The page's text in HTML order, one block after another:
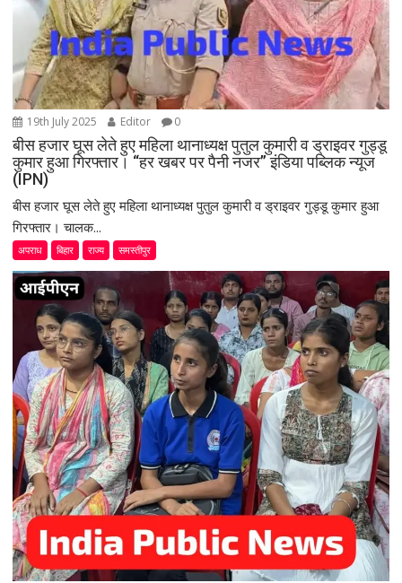
19th July 2025 Editor 0
बीस हजार घूस लेते हुए महिला थानाध्यक्ष पुतुल कुमारी व ड्राइवर गुड्डू
कुमार हुआ गिरफ्तार। “हर खबर पर पैनी नजर” इंडिया पब्लिक न्यूज
(IPN)
बीस हजार घूस लेते हुए महिला थानाध्यक्ष पुतुल कुमारी व ड्राइवर गुड्डू कुमार हुआ
गिरफ्तार। चालक...
अपराध बिहार राज्य समस्तीपुर